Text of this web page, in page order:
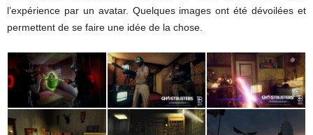
l’expérience par un avatar. Quelques images ont été dévoilées et
permettent de se faire une idée de la chose.